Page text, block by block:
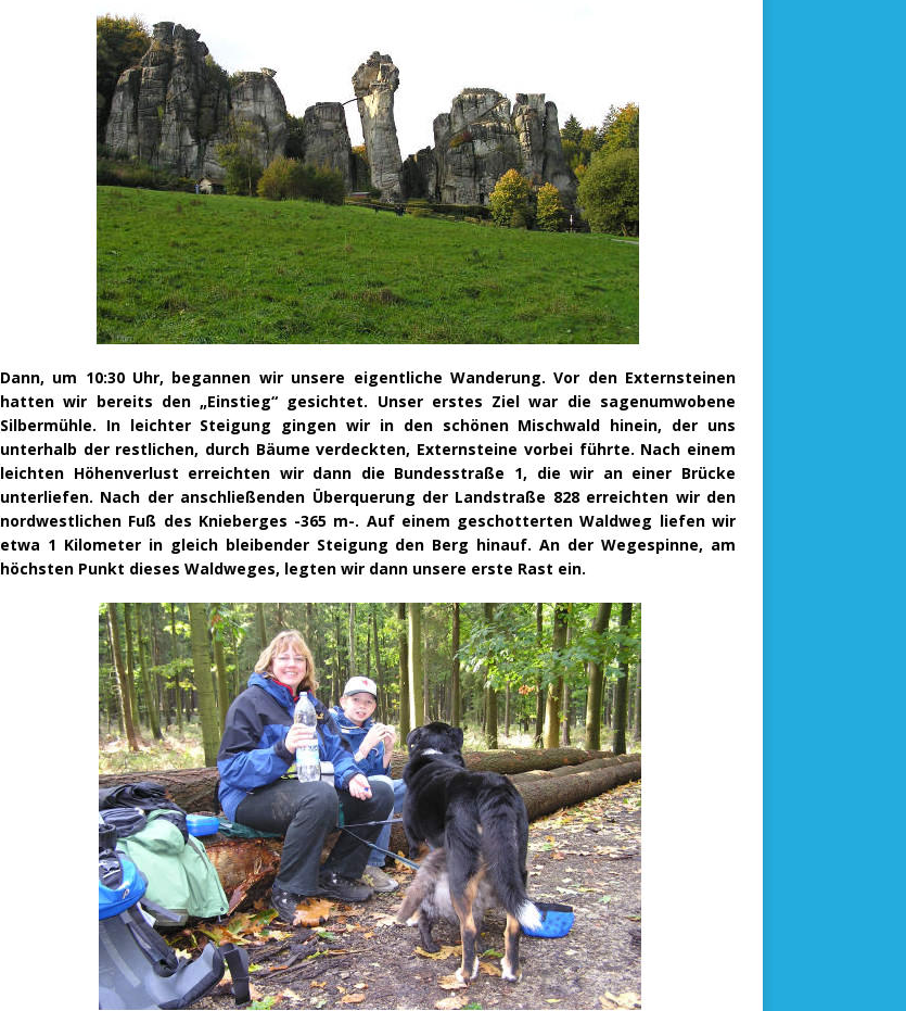
Dann, um 10:30 Uhr, begannen wir unsere eigentliche Wanderung. Vor den Externsteinen
hatten wir bereits den „Einstieg“ gesichtet. Unser erstes Ziel war die sagenumwobene
Silbermühle. In leichter Steigung gingen wir in den schönen Mischwald hinein, der uns
unterhalb der restlichen, durch Bäume verdeckten, Externsteine vorbei führte. Nach einem
leichten Höhenverlust erreichten wir dann die Bundesstraße 1, die wir an einer Brücke
unterliefen. Nach der anschließenden Überquerung der Landstraße 828 erreichten wir den
nordwestlichen Fuß des Knieberges -365 m-. Auf einem geschotterten Waldweg liefen wir
etwa 1 Kilometer in gleich bleibender Steigung den Berg hinauf. An der Wegespinne, am
höchsten Punkt dieses Waldweges, legten wir dann unsere erste Rast ein.